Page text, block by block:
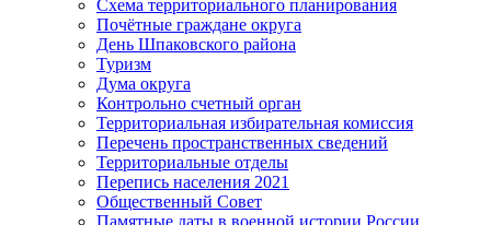
Схема территориального планирования
Почётные граждане округа
День Шпаковского района
Туризм
Дума округа
Контрольно счетный орган
Территориальная избирательная комиссия
Перечень пространственных сведений
Территориальные отделы
Перепись населения 2021
Общественный Совет